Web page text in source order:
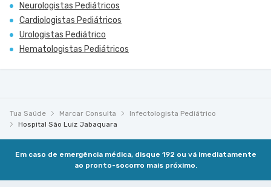
Neurologistas Pediátricos
Cardiologistas Pediátricos
Urologistas Pediátrico
Hematologistas Pediátricos
Tua Saúde Marcar Consulta
Infectologista Pediátrico
Hospital São Luiz Jabaquara
Em caso de emergência médica, disque 192 ou vá imediatamente
ao pronto-socorro mais próximo.